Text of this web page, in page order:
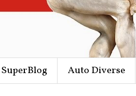
SuperBlog Auto Diverse